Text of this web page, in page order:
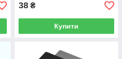
38 ₴
Купити